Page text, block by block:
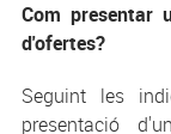
Com presentar
d'ofertes?
Seguint les
presentació